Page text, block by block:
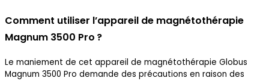
Comment utiliser l’appareil de magnétothérapie
Magnum 3500 Pro ?
Le maniement de cet appareil de magnétothérapie Globus
Magnum 3500 Pro demande des précautions en raison des